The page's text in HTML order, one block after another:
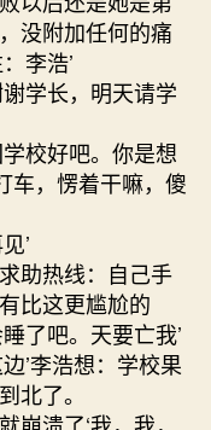
没附加任何的痛
李浩’
学长，明天请学
校好吧。你是想
车，愣着干嘛，傻
’
助热线：自己手
比这更尴尬的
了吧。天要亡我’
’李浩想：学校果
北了。